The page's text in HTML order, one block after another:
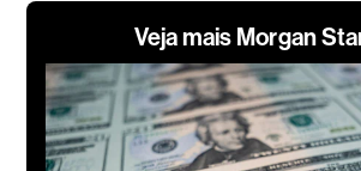
Veja mais Morgan